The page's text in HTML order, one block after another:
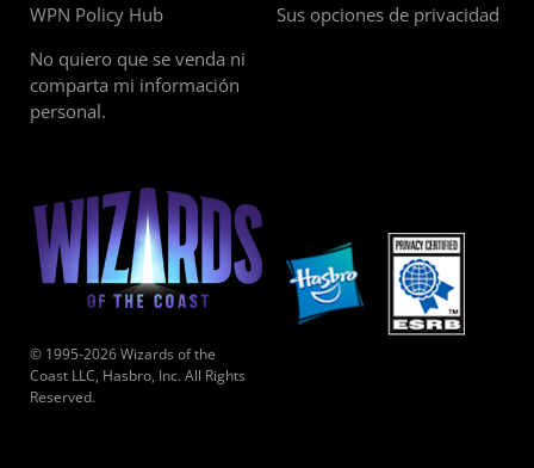
WPN Policy Hub
Sus opciones de privacidad
No quiero que se venda ni
comparta mi información
personal.
© 1995-2026 Wizards of the
Coast LLC, Hasbro, Inc. All Rights
Reserved.